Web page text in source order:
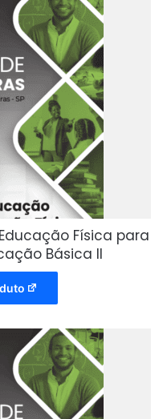
Física para
Básica II